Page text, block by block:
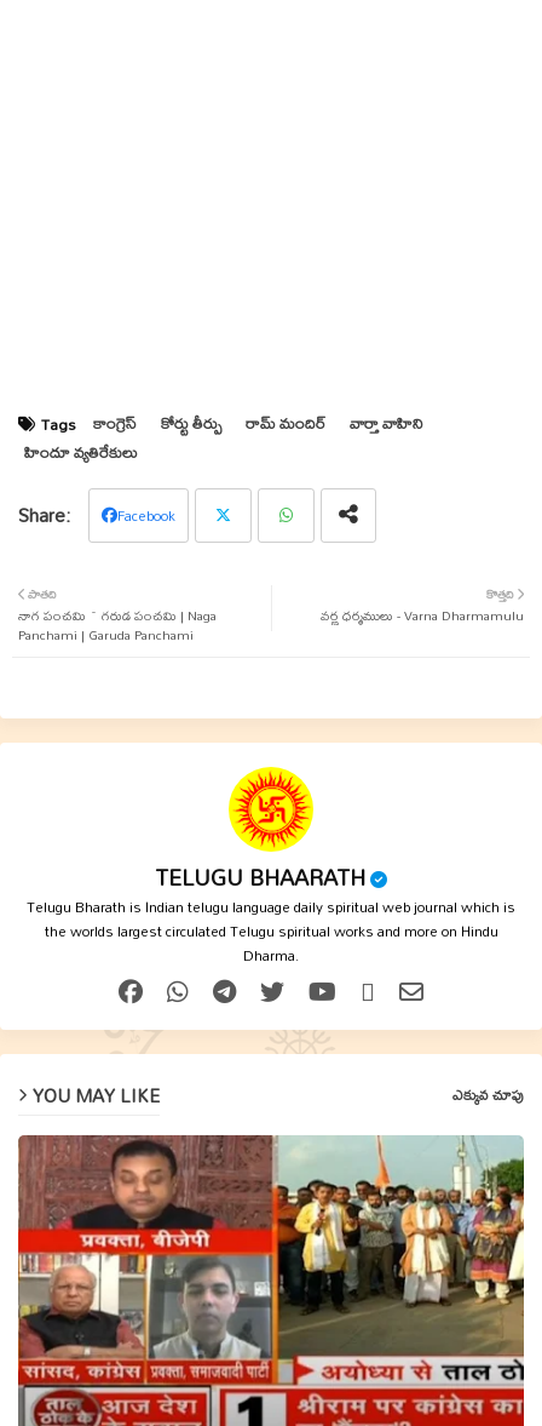
Tags కాంగ్రెస్ కోర్టు తీర్పు రామ్ మందిర్
వార్తా వాహిని
హిందూ వ్యతిరేకులు
Facebook
ter
కొత్తది
వర్ణ ధర్మములు - Varna Dharmamulu
పాతది
నాగ పంచమి ~ గరుడ పంచమి | Naga
Panchami | Garuda Panchami
TELUGU BHAARATH
Telugu Bharath is Indian telugu language daily spiritual web journal which is
the worlds largest circulated Telugu spiritual works and more on Hindu
Dharma.
YOU MAY LIKE ఎక్కువ చూపు